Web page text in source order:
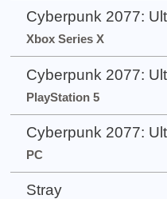
Cyberpunk 2077:
Xbox Series X
Cyberpunk 2077:
PlayStation 5
Cyberpunk 2077:
PC
Stray